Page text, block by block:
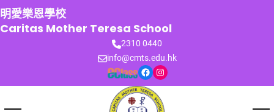
跳
至
主
明愛樂恩學校
Caritas Mother Teresa School
2310 0440
info@cmts.edu.hk
Facebook Instagram